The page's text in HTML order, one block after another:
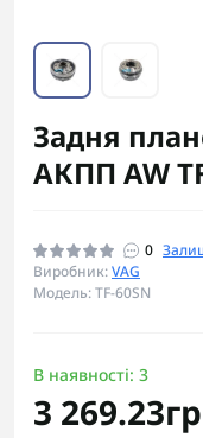
Задня
АКПП AW
0
Виробник:VAG
Модель: TF-60SN
В наявності: 3
3